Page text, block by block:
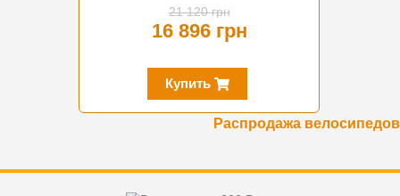
21 120 грн
16 896 грн
Купить
Распродажа велосипедов